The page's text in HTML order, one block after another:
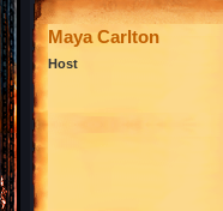
Maya Carlton
Host